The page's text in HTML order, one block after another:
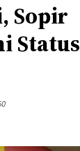
Sopir
Status